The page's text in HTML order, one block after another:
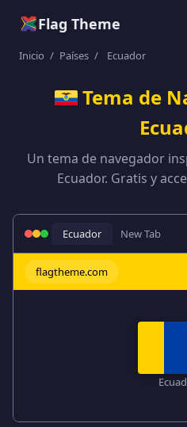
Flag Theme
Inicio / Países / Ecuador
Tema de
Un tema de navegador
Ecuador. Gratis y
Ecuador New Tab
flagtheme.com